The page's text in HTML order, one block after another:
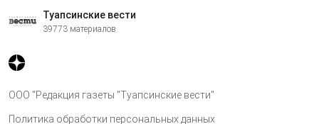
Туапсинские вести
39773 материалов
ООО "Редакция газеты "Туапсинские вести"
Политика обработки персональных данных